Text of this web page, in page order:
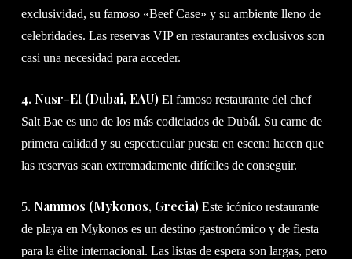
exclusividad, su famoso «Beef Case» y su ambiente lleno de
celebridades. Las reservas VIP en restaurantes exclusivos son
casi una necesidad para acceder.
4. Nusr-Et (Dubai, EAU)El famoso restaurante del chef
Salt Bae es uno de los más codiciados de Dubái. Su carne de
primera calidad y su espectacular puesta en escena hacen que
las reservas sean extremadamente difíciles de conseguir.
5. Nammos (Mykonos, Grecia)Este icónico restaurante
de playa en Mykonos es un destino gastronómico y de fiesta
para la élite internacional. Las listas de espera son largas, pero